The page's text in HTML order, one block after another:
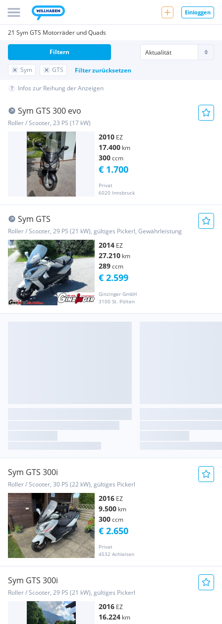
Einloggen
21 Sym GTS Motorräder und Quads
Sym GTS Filter zurücksetzen
Filtern
Infos zur Reihung der Anzeigen
Sym GTS 300 evo
Roller / Scooter, 23 PS (17 kW)
2010 EZ
17.400 km
300ccm
Privat
6020 Innsbruck
€ 1.700
Sym GTS
Roller / Scooter, 29 PS (21 kW), gültiges Pickerl, Gewährleistung
2014 EZ
27.210 km
289ccm
Ginzinger GmbH
3100 St. Pölten
€ 2.599
Sym GTS 300i
Roller / Scooter, 30 PS (22 kW), gültiges Pickerl
2016 EZ
9.500 km
300ccm
Privat
4532 Achleiten
€ 2.650
Sym GTS 300i
Roller / Scooter, 29 PS (21 kW), gültiges Pickerl
2016 EZ
16.224 km